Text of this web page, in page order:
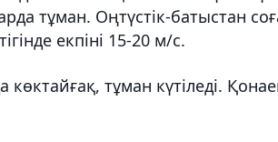
тұман. Оңтүстік-батыстан
екпіні 15-20 м/с.
көктайғақ, тұман күтіледі.